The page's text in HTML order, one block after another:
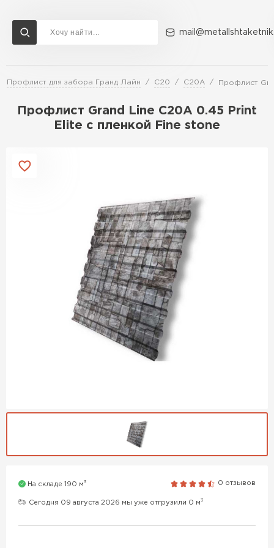
Профлист для забора Гранд Лайн C20 C20A Профлист
Профлист Grand Line C20А 0.45 Print
Elite с пленкой Fine stone
На складе 190 м3 0 отзывов
Сегодня 09 августа 2026 мы уже отгрузили 0 м3
Доставка и оплата Акции О компании Контакты
Перейти в каталог